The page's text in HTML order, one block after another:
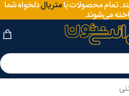
تمام محصولات باسایزمتریال
دلخواه شما
می‌شوند.